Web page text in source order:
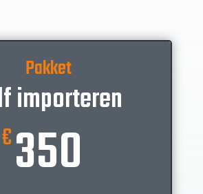
Pakket
importeren
€350